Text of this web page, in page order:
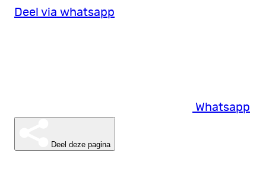
Deel via whatsapp
Whatsapp
Deel deze pagina